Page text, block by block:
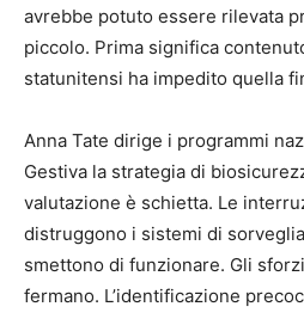
avrebbe potuto essere rilevata
piccolo. Prima significa
statunitensi ha impedito quella
Anna Tate dirige i programmi
Gestiva la strategia di
valutazione è schietta. Le
distruggono i sistemi di
smettono di funzionare. Gli
fermano. L’identificazione